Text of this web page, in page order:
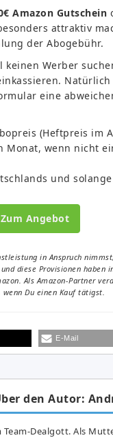
Amazon Gutschein
attraktiv
der Abogebühr.
Werber
eine
(Heftpreis im
Monat, wenn nicht
und
Zum Angebot
in Anspruch
diese Provisionen haben
Als Amazon-Partner
Du einen Kauf tätigst.
E-Mail
den Autor:
Team-Dealgott. Als